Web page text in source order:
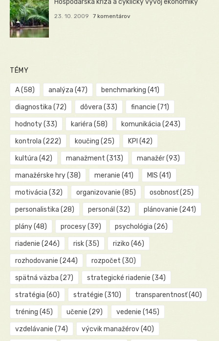
Hospodárska kríza a cyklický vývoj ekonomiky
23. 10. 2009 7 komentárov
TÉMY
A(58) analýza (47) benchmarking (41)
diagnostika (72) dôvera (33) financie (71)
hodnoty(33) kariéra (58) komunikácia (243)
kontrola (222) koučing (25) KPI (42)
kultúra (42) manažment (313) manažér(93)
manažérske hry(38) meranie (41) MIS (41)
motivácia (32) organizovanie (85) osobnosť(25)
personalistika (28) personál (32) plánovanie (241)
plány(48) procesy(39) psychológia (26)
riadenie (246) risk(35) riziko (46)
rozhodovanie (244) rozpočet (30)
spätná väzba (27) strategické riadenie (34)
stratégia (60) stratégie (310) transparentnosť(40)
tréning (45) učenie (29) vedenie (145)
vzdelávanie (74) výcvik manažérov(40)